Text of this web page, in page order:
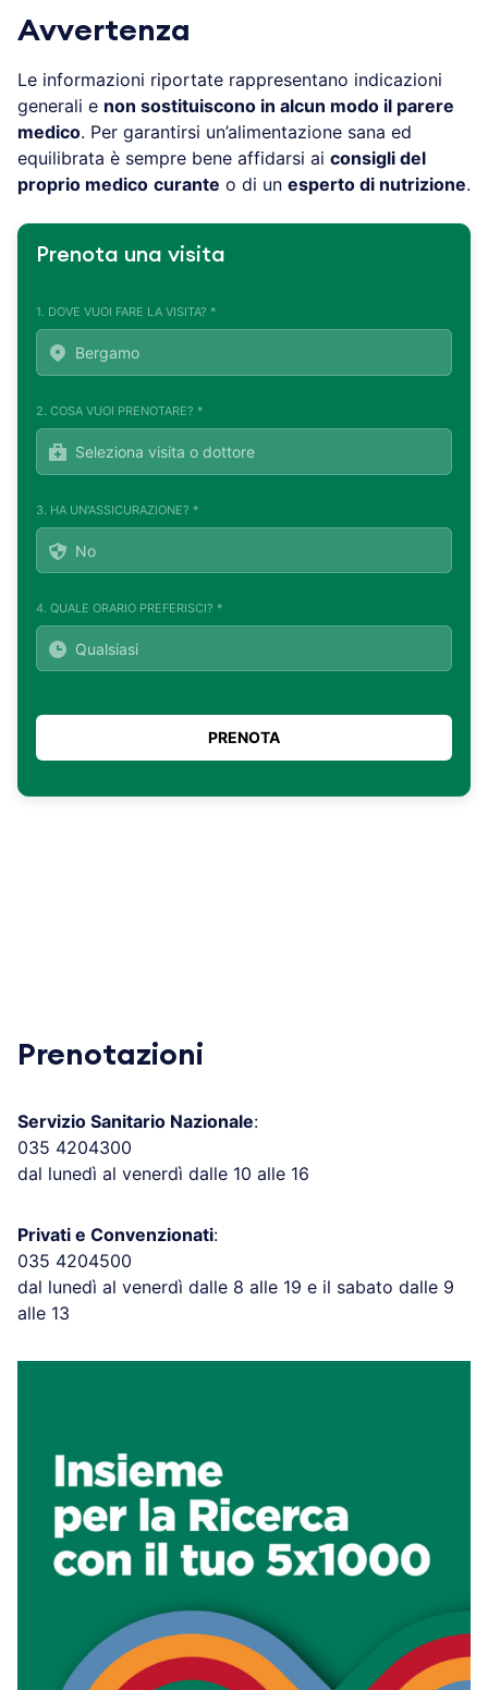
Avvertenza
Le informazioni riportate rappresentano indicazioni
generali e non sostituiscono in alcun modo il parere
medico. Per garantirsi un’alimentazione sana ed
equilibrata è sempre bene affidarsi ai consigli del
proprio medico curante o di un esperto di nutrizione.
Prenota una visita
1. DOVE VUOI FARE LA VISITA? *
2. COSA VUOI PRENOTARE? *
3. HA UN'ASSICURAZIONE? *
4. QUALE ORARIO PREFERISCI? *
Prenotazioni
Servizio Sanitario Nazionale:
035 4204300
dal lunedì al venerdì dalle 10 alle 16
Privati e Convenzionati:
035 4204500
dal lunedì al venerdì dalle 8 alle 19 e il sabato dalle 9
alle 13